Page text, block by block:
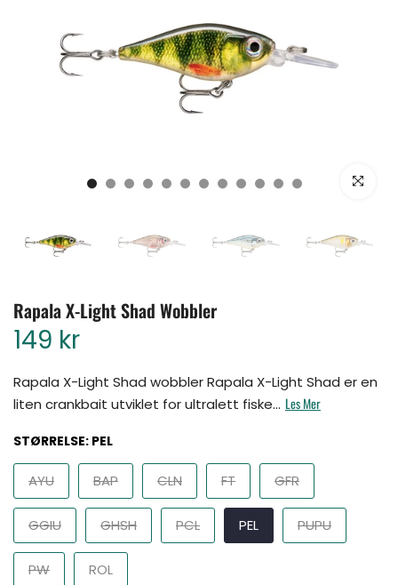
Klikk for å
Rapala X-Light Shad Wobbler
149 kr
Rapala X-Light Shad wobbler Rapala X-Light Shad er en
liten crankbait utviklet for ultralett fiske... Les Mer
STØRRELSE: PEL
AYU BAP CLN FT GFR
GGIU GHSH PCL PEL PUPU
PW ROL